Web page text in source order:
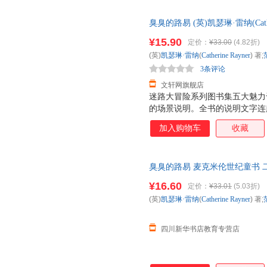
很多知识谜题，由浅入深，目
幅图里的都会配有各种知识的
都附上了名称，可以让孩子们
生物知识。
臭臭的路易 (英)凯瑟琳·雷纳
迷路大冒险系列图书集五大魅
的场景说明。全书的说明文字
跟着迷宫一起捉迷藏。 2. 每个
据箭头的指示和迷宫规则，找
很多知识谜题，由浅入深，目
幅图里的都会配有各种知识的
都附上了名称，可以让孩子们
¥15.90 定价： ¥33.00 (4.82折)
文轩网旗舰店
3条评论
(英)凯瑟琳·雷纳(Catherine Rayner) 著;
加入购物车 收藏
臭臭的路易 麦克米伦世纪童书
¥16.60 定价： ¥33.01 (5.03折)
四川新华书店教育专营店
(英)凯瑟琳·雷纳(Catherine Rayner) 著;